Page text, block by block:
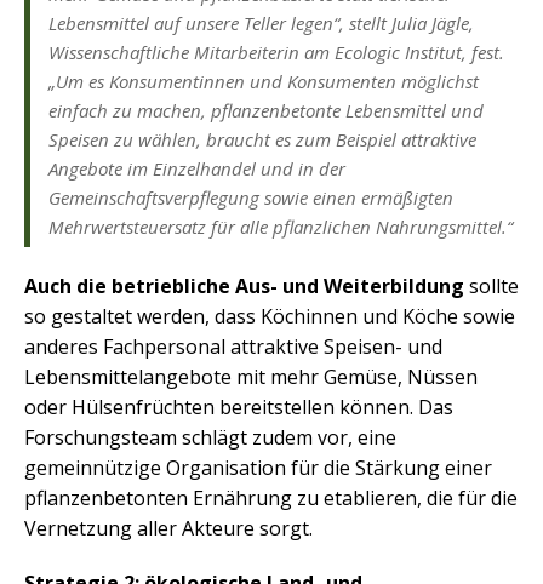
Lebensmittel auf unsere Teller legen“, stellt Julia Jägle,
Wissenschaftliche Mitarbeiterin am Ecologic Institut, fest.
„Um es Konsumentinnen und Konsumenten möglichst
einfach zu machen, pflanzenbetonte Lebensmittel und
Speisen zu wählen, braucht es zum Beispiel attraktive
Angebote im Einzelhandel und in der
Gemeinschaftsverpflegung sowie einen ermäßigten
Mehrwertsteuersatz für alle pflanzlichen Nahrungsmittel.“
Auch die betriebliche Aus- und Weiterbildung sollte
so gestaltet werden, dass Köchinnen und Köche sowie
anderes Fachpersonal attraktive Speisen- und
Lebensmittelangebote mit mehr Gemüse, Nüssen
oder Hülsenfrüchten bereitstellen können. Das
Forschungsteam schlägt zudem vor, eine
gemeinnützige Organisation für die Stärkung einer
pflanzenbetonten Ernährung zu etablieren, die für die
Vernetzung aller Akteure sorgt.